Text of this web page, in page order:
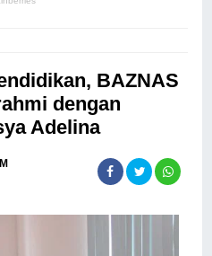
BAZNAS
dengan
Adelina